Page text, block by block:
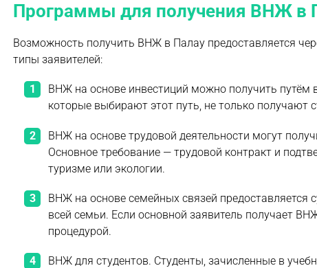
Программы для получения ВНЖ в
Возможность получить ВНЖ в Палау предоставляется
типы заявителей:
ВНЖ на основе инвестиций можно получить путём
которые выбирают этот путь, не только получают
ВНЖ на основе трудовой деятельности могут
Основное требование — трудовой контракт и
туризме или экологии.
ВНЖ на основе семейных связей предоставляется
всей семьи. Если основной заявитель получает
процедурой.
ВНЖ для студентов. Студенты, зачисленные в